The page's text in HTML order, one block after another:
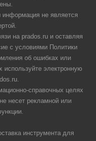
информация не является
на prados.ru и оставляя
с условиями Политики
об ошибках или
используйте электронную
справочных целях
несет рекламной или
инструмента для